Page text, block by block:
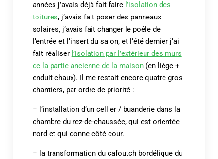
années j’avais déjà fait faire l’isolation des
toitures, j’avais fait poser des panneaux
solaires, j’avais fait changer le poêle de
l’entrée et l’insert du salon, et l’été dernier j’ai
fait réaliser l’isolation par l’extérieur des murs
de la partie ancienne de la maison(en liège +
enduit chaux). Il me restait encore quatre gros
chantiers, par ordre de priorité :
– l’installation d’un cellier / buanderie dans la
chambre du rez-de-chaussée, qui est orientée
nord et qui donne côté cour.
– la transformation du cafoutch bordélique du